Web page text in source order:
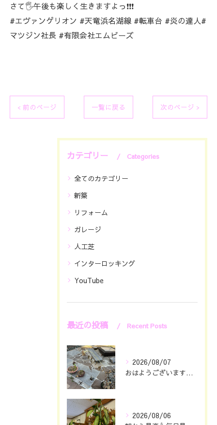
さて🖐️午後も楽しく生きますよっ❗❗❗
#エヴァンゲリオン #天竜浜名湖線 #転車台 #炎の達人#
マツジン社長 #有限会社エムビーズ
< 前のページ 一覧に戻る 次のページ >
カテゴリー Categories
全てのカテゴリー
新築
リフォーム
ガレージ
人工芝
インターロッキング
YouTube
最近の投稿 Recent Posts
2026/08/07
おはようございます🖐️😊
2026/08/06